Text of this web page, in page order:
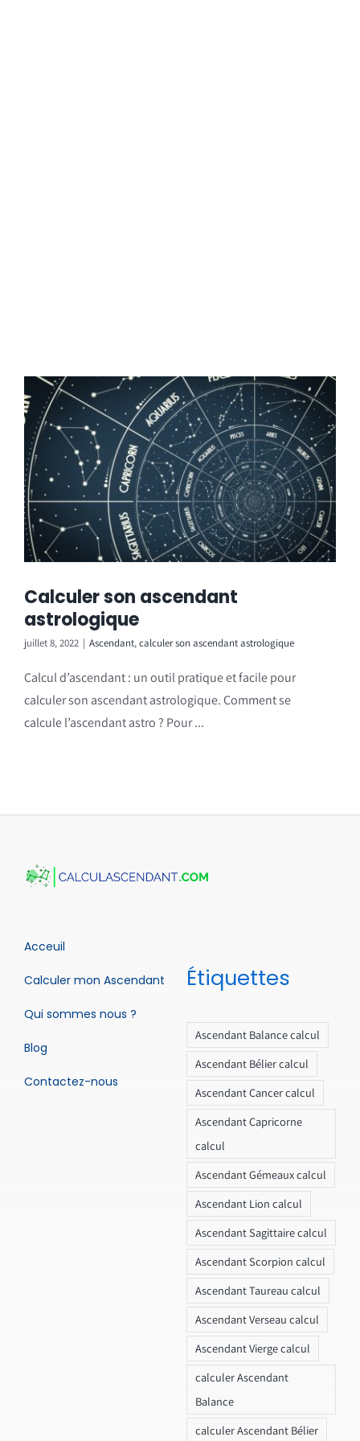
Calculer son ascendant
astrologique
juillet 8, 2022 | Ascendant,calculer son ascendant astrologique
Calcul d’ascendant : un outil pratique et facile pour
calculer son ascendant astrologique. Comment se
calcule l’ascendant astro ? Pour ...
Acceuil
Calculer mon Ascendant
Qui sommes nous ?
Blog
Contactez-nous
Étiquettes
Ascendant Balance calcul
Ascendant Bélier calcul
Ascendant Cancer calcul
Ascendant Capricorne
calcul
Ascendant Gémeaux calcul
Ascendant Lion calcul
Ascendant Sagittaire calcul
Ascendant Scorpion calcul
Ascendant Taureau calcul
Ascendant Verseau calcul
Ascendant Vierge calcul
calculer Ascendant
Balance
calculer Ascendant Bélier